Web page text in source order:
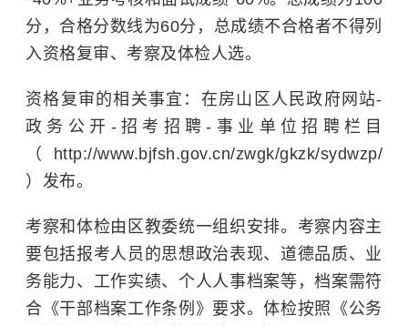
分，合格分数线为60分，总成绩不合格者不得列
入资格复审、考察及体检人选。
资格复审的相关事宜：在房山区人民政府网站-
政务公开-招考招聘-事业单位招聘栏目
（http://www.bjfsh.gov.cn/zwgk/gkzk/sydwzp/
）发布。
考察和体检由区教委统一组织安排。考察内容主
要包括报考人员的思想政治表现、道德品质、业
务能力、工作实绩、个人人事档案等，档案需符
合《干部档案工作条例》要求。体检按照《公务